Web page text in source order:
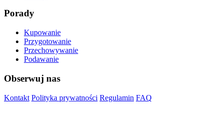
Porady
Kupowanie
Przygotowanie
Przechowywanie
Podawanie
Obserwuj nas
Kontakt Polityka prywatności Regulamin FAQ